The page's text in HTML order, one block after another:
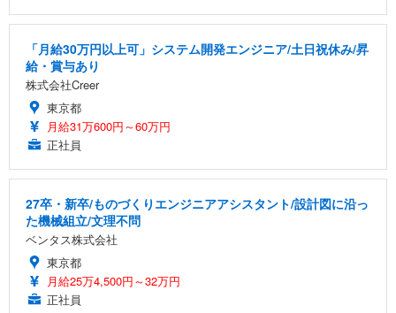
「月給30万円以上可」システム開発エンジニア/土日祝休み/昇
給・賞与あり
株式会社Creer
東京都
月給31万600円～60万円
正社員
27卒・新卒/ものづくりエンジニアアシスタント/設計図に沿っ
た機械組立/文理不問
ベンタス株式会社
東京都
月給25万4,500円～32万円
正社員